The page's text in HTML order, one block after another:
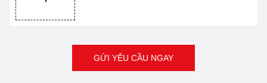
GỬI YÊU CẦU NGAY